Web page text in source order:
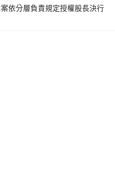
依分層負責規定授權股長決行